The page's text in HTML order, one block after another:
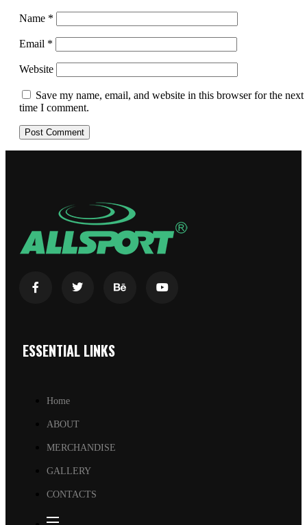
Name *
Email *
Website
Save my name, email, and website in this browser for the next
time I comment.
ESSENTIAL LINKS
Home
ABOUT
MERCHANDISE
GALLERY
CONTACTS